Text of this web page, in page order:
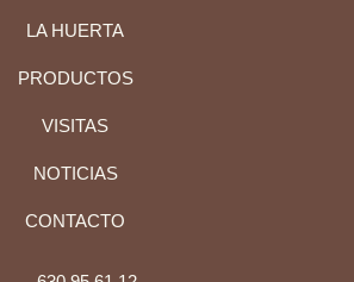
LA HUERTA
PRODUCTOS
VISITAS
NOTICIAS
CONTACTO